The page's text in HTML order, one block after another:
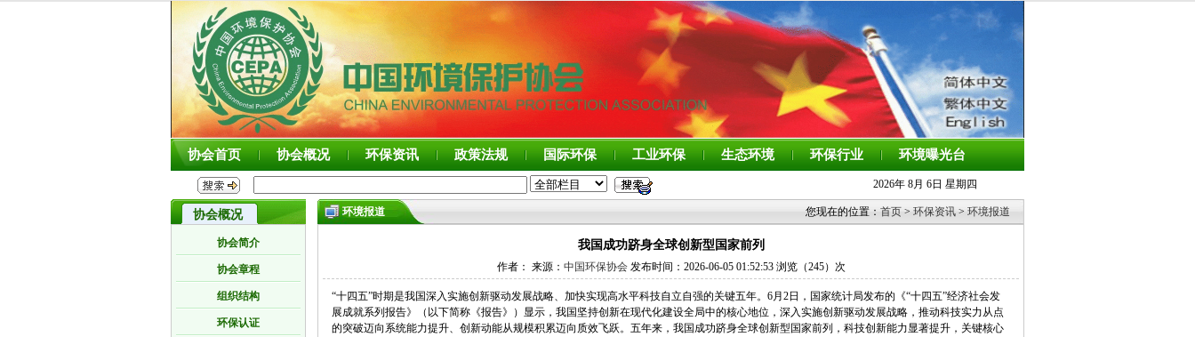
协会首页 协会概况 环保资讯 政策法规 国际环保 工业环保 生态环境 环保行业 环境曝光台
2026年 8月 6日 星期四
协会概况
协会简介
协会章程
组织结构
环保认证
环境报道 您现在的位置： 首页 > 环保资讯 > 环境报道
我国成功跻身全球创新型国家前列
作者： 来源： 中国环保协会发布时间：2026-06-05 01:52:53 浏览（245）次
“十四五”时期是我国深入实施创新驱动发展战略、加快实现高水平科技自立自强的关键五年。6月2日，国家统计局发布的《“十四五”经济社会发
展成就系列报告》（以下简称《报告》）显示，我国坚持创新在现代化建设全局中的核心地位，深入实施创新驱动发展战略，推动科技实力从点
的突破迈向系统能力提升、创新动能从规模积累迈向质效飞跃。五年来，我国成功跻身全球创新型国家前列，科技创新能力显著提升，关键核心